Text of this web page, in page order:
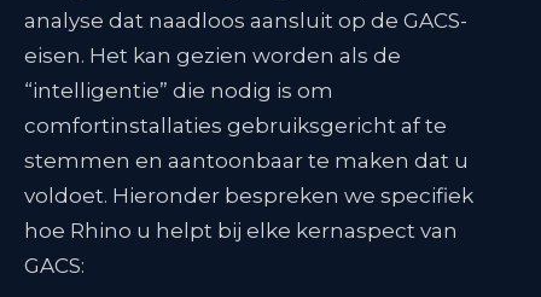
analyse dat naadloos aansluit op de GACS-
eisen. Het kan gezien worden als de
“intelligentie” die nodig is om
comfortinstallaties gebruiksgericht af te
stemmen en aantoonbaar te maken dat u
voldoet. Hieronder bespreken we specifiek
hoe Rhino u helpt bij elke kernaspect van
GACS: